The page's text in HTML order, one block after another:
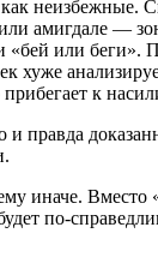
неизбежные.
амигдале —
«бей или беги».
хуже
к
правда
иначе. Вместо
по-